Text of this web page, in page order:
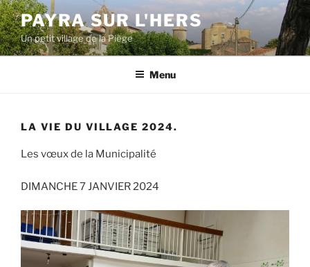
Aller
au
contenu
principal
PAYRA SUR L'HERS
Un petit village de la Piège
Menu
LA VIE DU VILLAGE 2024.
Les vœux de la Municipalité
DIMANCHE 7 JANVIER 2024